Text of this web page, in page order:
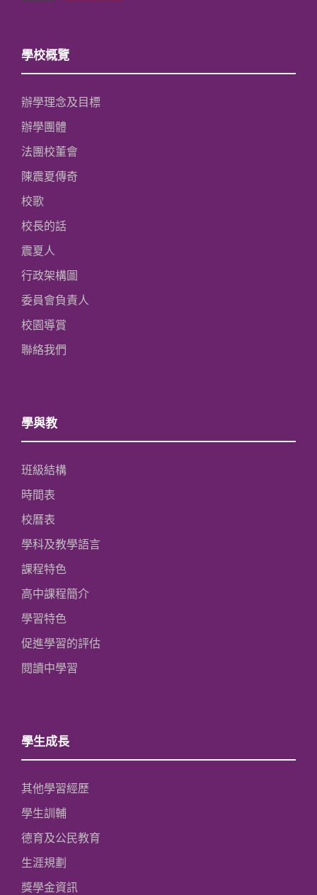
學校概覽
辦學理念及目標
辦學團體
法團校董會
陳震夏傳奇
校歌
校長的話
震夏人
行政架構圖
委員會負責人
校園導賞
聯絡我們
學與教
班級結構
時間表
校曆表
學科及教學語言
課程特色
高中課程簡介
學習特色
促進學習的評估
閱讀中學習
學生成長
其他學習經歷
學生訓輔
德育及公民教育
生涯規劃
獎學金資訊